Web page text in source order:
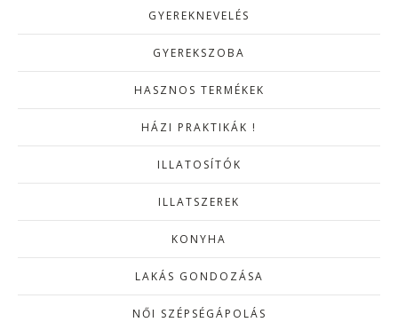
GYEREKNEVELÉS
GYEREKSZOBA
HASZNOS TERMÉKEK
HÁZI PRAKTIKÁK !
ILLATOSÍTÓK
ILLATSZEREK
KONYHA
LAKÁS GONDOZÁSA
NŐI SZÉPSÉGÁPOLÁS